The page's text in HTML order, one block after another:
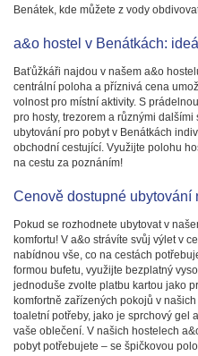
Benátek, kde můžete z vody
a&o hostel v Benátkách:
Baťůžkáři najdou v našem a&o
centrální poloha a příznivá cena
volnost pro místní aktivity. S
pro hosty, trezorem a různými
ubytování pro pobyt v Benátkách
obchodní cestující. Využijte polohu
na cestu za poznáním!
Cenově dostupné ubytování
Pokud se rozhodnete ubytovat v
komfortu! V a&o strávíte svůj výlet v
nabídnou vše, co na cestách
formou bufetu, využijte bezplatný
jednoduše zvolte platbu kartou jako
komfortně zařízených pokojů v
toaletní potřeby, jako je sprchový gel
vaše oblečení. V našich hostelech
pobyt potřebujete – se špičkovou